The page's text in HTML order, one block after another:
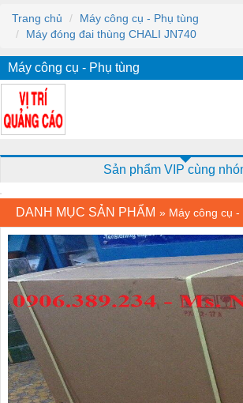
Trang chủ
Máy công cụ - Phụ tùng
Máy đóng đai thùng CHALI JN740
Máy công cụ - Phụ tùng
Sản phẩm VIP cùng
DANH MỤC SẢN PHẨM » Máy công cụ -